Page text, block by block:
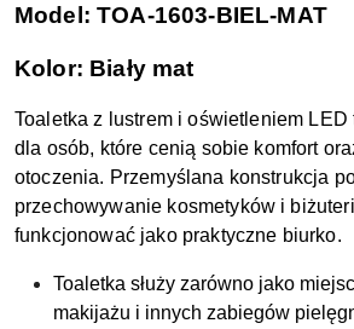
Model: TOA-1603-BIEL-MAT
Kolor: Biały mat
Toaletka z lustrem i oświetleniem LED
dla osób, które cenią sobie komfort
otoczenia. Przemyślana konstrukcja
przechowywanie kosmetyków i
funkcjonować jako praktyczne biurko.
Toaletka służy zarówno jako
makijażu i innych zabiegów